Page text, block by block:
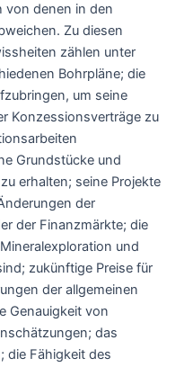
von denen in den
Zu diesen
zählen unter
Bohrpläne; die
um seine
Konzessionsverträge zu
Grundstücke und
erhalten; seine Projekte
der
der Finanzmärkte; die
und
zukünftige Preise für
der allgemeinen
Genauigkeit von
das
die Fähigkeit des